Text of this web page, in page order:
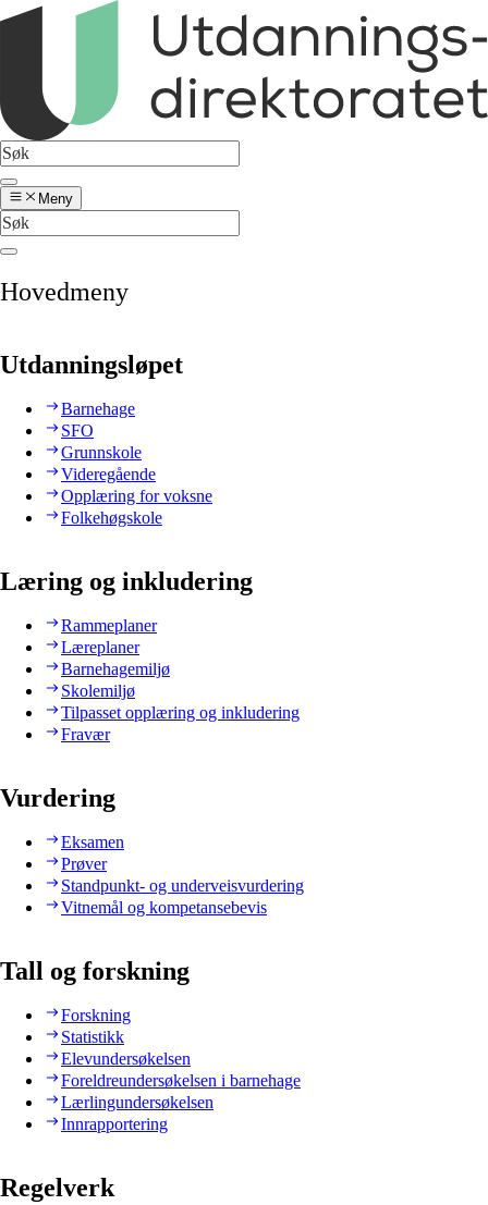
Meny
Hovedmeny
Utdanningsløpet
Barnehage
SFO
Grunnskole
Videregående
Opplæring for voksne
Folkehøgskole
Læring og inkludering
Rammeplaner
Læreplaner
Barnehagemiljø
Skolemiljø
Tilpasset opplæring og inkludering
Fravær
Vurdering
Eksamen
Prøver
Standpunkt- og underveisvurdering
Vitnemål og kompetansebevis
Tall og forskning
Forskning
Statistikk
Elevundersøkelsen
Foreldreundersøkelsen i barnehage
Lærlingundersøkelsen
Innrapportering
Regelverk